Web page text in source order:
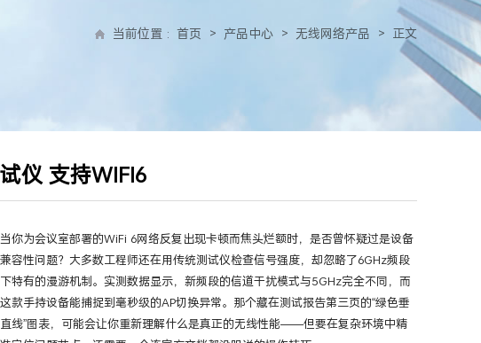
当前位置 : 首页 > 产品中心 > 无线网络产品 > 正文
仪 支持WIFI6
当你为会议室部署的WiFi 6网络反复出现卡顿而焦头烂额时，是否曾怀疑过是设备
兼容性问题？大多数工程师还在用传统测试仪检查信号强度，却忽略了6GHz频段
下特有的漫游机制。实测数据显示，新频段的信道干扰模式与5GHz完全不同，而
这款手持设备能捕捉到毫秒级的AP切换异常。那个藏在测试报告第三页的“绿色垂
直线”图表，可能会让你重新理解什么是真正的无线性能——但要在复杂环境中精